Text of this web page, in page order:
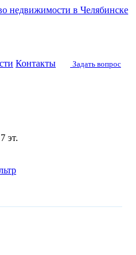
недвижимости в Челябинске
Контакты
Задать вопрос
эт.